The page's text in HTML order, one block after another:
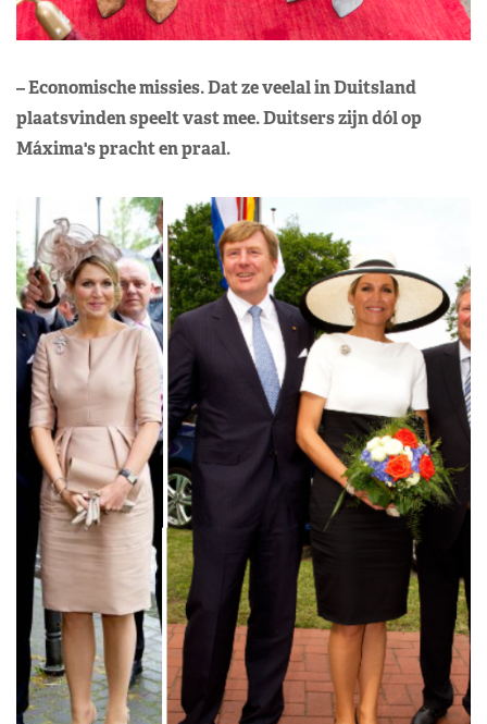
– Economische missies. Dat ze veelal in Duitsland
plaatsvinden speelt vast mee. Duitsers zijn dól op
Máxima's pracht en praal.